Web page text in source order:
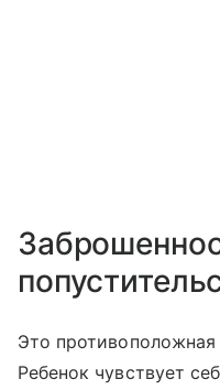
Это
Ребенок чувствует